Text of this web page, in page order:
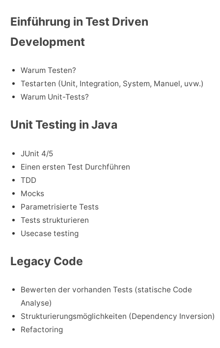
Einführung in Test Driven
Development
Warum Testen?
Testarten (Unit, Integration, System, Manuel, uvw.)
Warum Unit-Tests?
Unit Testing in Java
JUnit 4/5
Einen ersten Test Durchführen
TDD
Mocks
Parametrisierte Tests
Tests strukturieren
Usecase testing
Legacy Code
Bewerten der vorhanden Tests (statische Code
Analyse)
Strukturierungsmöglichkeiten (Dependency Inversion)
Refactoring